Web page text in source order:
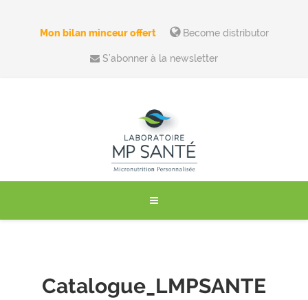
Mon bilan minceur offert Become distributor
S’abonner à la newsletter
Catalogue_LMPSANTE